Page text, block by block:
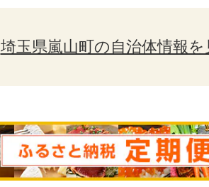
埼玉県嵐山町の自治体情報を